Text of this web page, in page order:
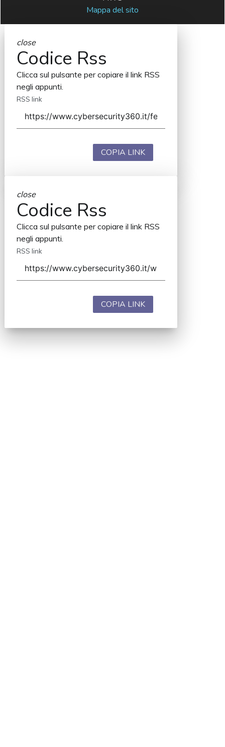
Mappa del sito
close
Codice Rss
Clicca sul pulsante per copiare il link RSS
negli appunti.
RSS link
COPIA LINK
close
Codice Rss
Clicca sul pulsante per copiare il link RSS
negli appunti.
RSS link
COPIA LINK